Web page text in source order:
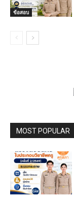
ข้อสอบ
MOST POPULAR